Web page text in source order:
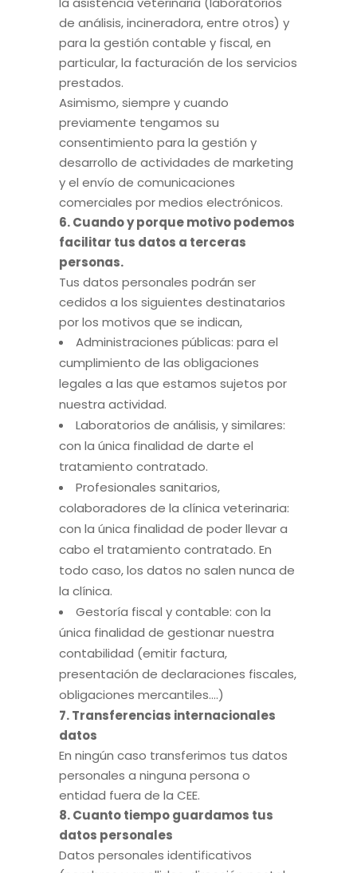
de análisis, incineradora, entre otros) y
para la gestión contable y fiscal, en
particular, la facturación de los servicios
prestados.
Asimismo, siempre y cuando
previamente tengamos su
consentimiento para la gestión y
desarrollo de actividades de marketing
y el envío de comunicaciones
comerciales por medios electrónicos.
6. Cuando y porque motivo podemos
facilitar tus datos a terceras
personas.
Tus datos personales podrán ser
cedidos a los siguientes destinatarios
por los motivos que se indican,
Administraciones públicas: para el
cumplimiento de las obligaciones
legales a las que estamos sujetos por
nuestra actividad.
Laboratorios de análisis, y similares:
con la única finalidad de darte el
tratamiento contratado.
Profesionales sanitarios,
colaboradores de la clínica veterinaria:
con la única finalidad de poder llevar a
cabo el tratamiento contratado. En
todo caso, los datos no salen nunca de
la clínica.
Gestoría fiscal y contable: con la
única finalidad de gestionar nuestra
contabilidad (emitir factura,
presentación de declaraciones fiscales,
obligaciones mercantiles….)
7. Transferencias internacionales
datos
En ningún caso transferimos tus datos
personales a ninguna persona o
entidad fuera de la CEE.
8. Cuanto tiempo guardamos tus
datos personales
Datos personales identificativos